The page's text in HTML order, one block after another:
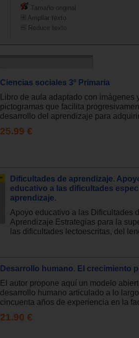
Tamaño original
Ampliar texto
Reducir texto
Ciencias sociales 3º Primaria
Libro de aula adaptado con imágenes
pictogramas que facilita
desarrollo del aprendizaje para
25.99 €
Dificultades de aprendizaje.
educativo a las dificultades
aprendizaje.
Apoyo educativo a las Dificultades
Aprendizaje Estrategias para la
las dificultades lectoescritas, del
Desarrollo humano. El crecimiento
El autor propone aquí un modelo
desarrollo humano articulado a lo
cincuenta años de experiencia en la
21.90 €